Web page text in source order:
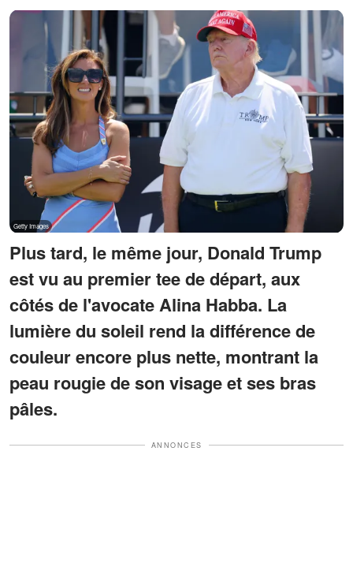
Plus tard, le même jour, Donald Trump
est vu au premier tee de départ, aux
côtés de l'avocate Alina Habba. La
lumière du soleil rend la différence de
couleur encore plus nette, montrant la
peau rougie de son visage et ses bras
pâles.
ANNONCES